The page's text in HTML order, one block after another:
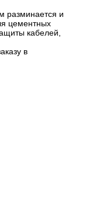
разминается и
цементных
кабелей,
в